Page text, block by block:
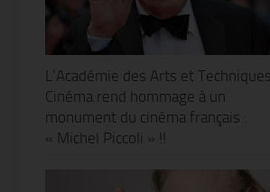
L’Académie des Arts et
Cinéma rend hommage à un
monument du cinéma français :
« Michel Piccoli » !!